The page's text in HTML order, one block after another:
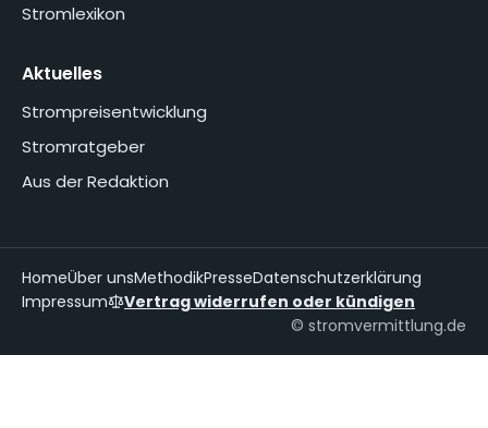
Stromlexikon
Aktuelles
Strompreisentwicklung
Stromratgeber
Aus der Redaktion
HomeÜber unsMethodikPresseDatenschutzerklärung
Impressum
Vertrag widerrufen oder kündigen
© stromvermittlung.de